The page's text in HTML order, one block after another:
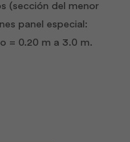
(sección del menor
panel especial:
= 0.20 m a 3.0 m.